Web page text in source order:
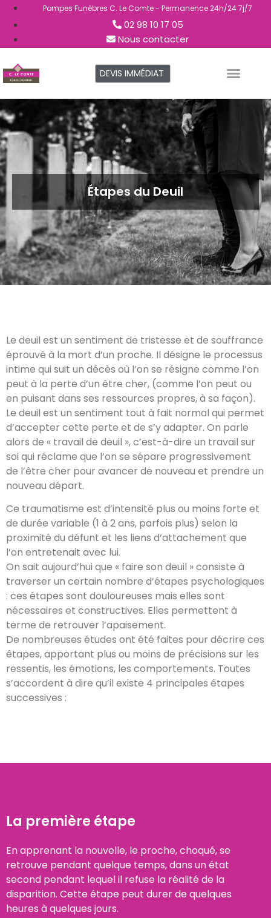
Pompes Funèbres C. Le Comte - Permanence 24h/24 7j/7
02 98 10 17 05
Nous contacter
DEVIS IMMÉDIAT
Étapes du Deuil
Le deuil est un sentiment de tristesse et de souffrance
éprouvé à la mort d’un proche. Il désigne le processus
intime qui suit un décès où l’on se résigne comme l’on
peut à la perte d’un être cher, (comme l’on peut ou
en puisant dans ses ressources propres, à sa façon).
Le deuil est un sentiment tout à fait normal qui permet
d’accepter cette perte et de s’y adapter. On parle
alors de « travail de deuil », c’est-à-dire un travail sur
soi qui réclame que l’on se sépare progressivement
de l’être cher pour avancer de nouveau et prendre un
nouveau départ.
Ce traumatisme est d’intensité plus ou moins forte et
de durée variable (1 à 2 ans, parfois plus) selon la
proximité du défunt et les liens d’attachement que
l’on entretenait avec lui.
On sait aujourd’hui que « faire son deuil » consiste à
traverser un certain nombre d’étapes psychologiques
: ces étapes sont douloureuses mais elles sont
nécessaires et constructives. Elles permettent à
terme de retrouver l’apaisement.
De nombreuses études ont été faites pour décrire ces
étapes, apportant plus ou moins de précisions sur les
ressentis, les émotions, les comportements. Toutes
s’accordent à dire qu’il existe 4 principales étapes
successives :
La première étape​
En apprenant la nouvelle, le proche, choqué, se
retrouve pendant quelque temps, dans un état
second pendant lequel il refuse la réalité de la
disparition. Cette étape peut durer de quelques
heures à quelques jours.